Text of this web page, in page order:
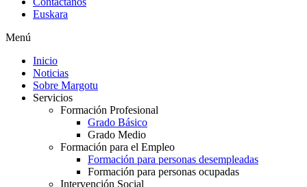
Euskara
Menú
Inicio
Noticias
Sobre Margotu
Servicios
Formación Profesional
Grado Básico
Grado Medio
Formación para el Empleo
Formación para personas desempleadas
Formación para personas ocupadas
Intervención Social